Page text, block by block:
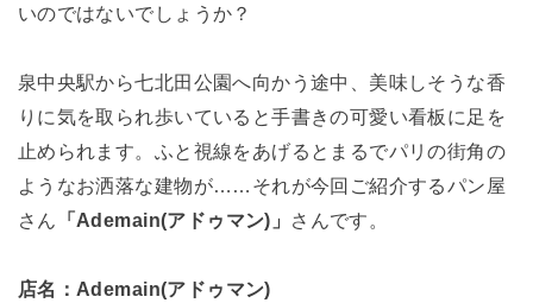
いのではないでしょうか？
泉中央駅から七北田公園へ向かう途中、美味しそうな香
りに気を取られ歩いていると手書きの可愛い看板に足を
止められます。ふと視線をあげるとまるでパリの街角の
ようなお洒落な建物が……それが今回ご紹介するパン屋
さん 「Ademain(アドゥマン)」 さんです。
店名：Ademain(アドゥマン)